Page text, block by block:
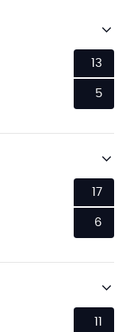
13
5
17
6
11